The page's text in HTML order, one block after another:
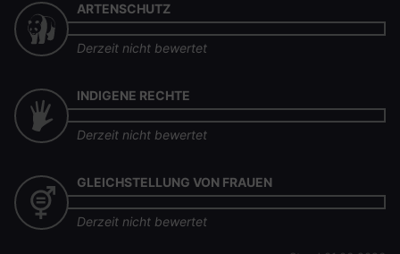
ARTENSCHUTZ
Derzeit nicht bewertet
INDIGENE RECHTE
Derzeit nicht bewertet
GLEICHSTELLUNG VON FRAUEN
Derzeit nicht bewertet